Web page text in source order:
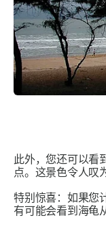
此外，您还可以看
点。这景色令人叹
特别惊喜：如果您
有可能会看到海龟